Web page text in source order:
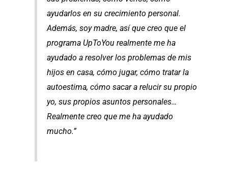
ayudarlos en su crecimiento personal.
Además, soy madre, así que creo que el
programa UpToYou realmente me ha
ayudado a resolver los problemas de mis
hijos en casa, cómo jugar, cómo tratar la
autoestima, cómo sacar a relucir su propio
yo, sus propios asuntos personales…
Realmente creo que me ha ayudado
mucho.”